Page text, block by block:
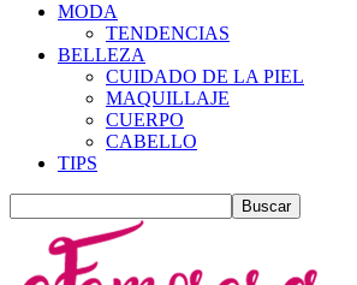
MODA
TENDENCIAS
BELLEZA
CUIDADO DE LA PIEL
MAQUILLAJE
CUERPO
CABELLO
TIPS